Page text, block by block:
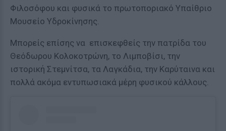
Φιλοσόφου και φυσικά το πρωτοποριακό Υπαίθριο
Μουσείο Υδροκίνησης.
Μπορείς επίσης να επισκεφθείς την πατρίδα του
Θεόδωρου Κολοκοτρώνη, το Λιμποβίσι, την
ιστορική Στεμνίτσα, τα Λαγκάδια, την Καρύταινα και
πολλά ακόμα εντυπωσιακά μέρη φυσικού κάλλους.